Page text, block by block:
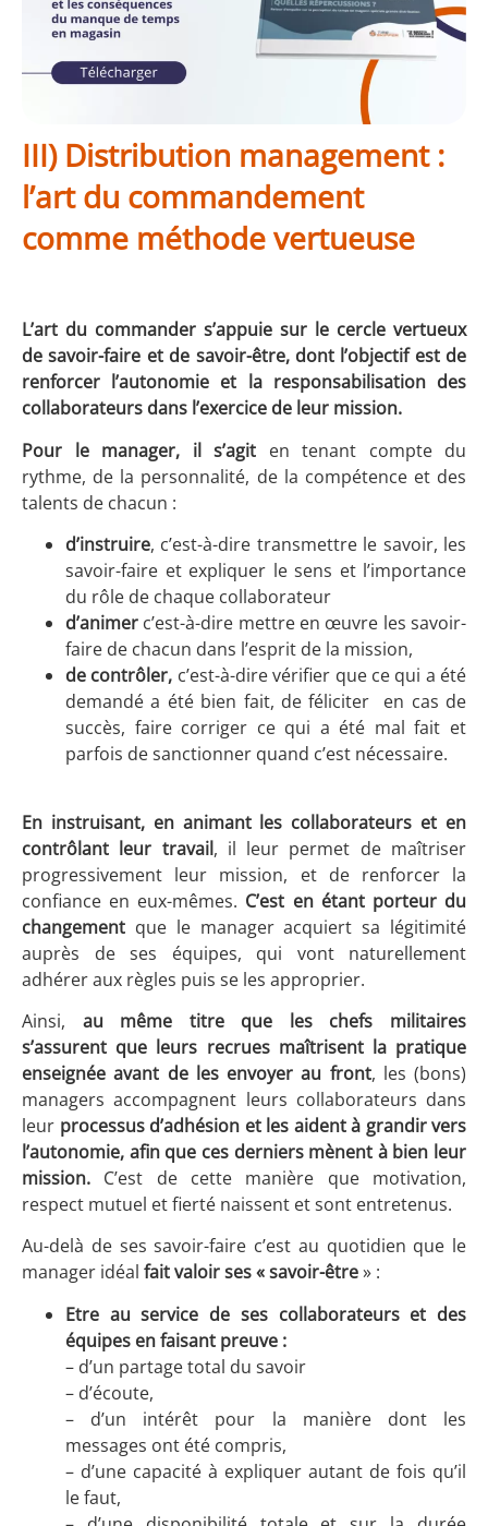
III) Distribution management :
l’art du commandement
comme méthode vertueuse
L’art du commander s’appuie sur le cercle vertueux
de savoir-faire et de savoir-être, dont l’objectif est de
renforcer l’autonomie et la responsabilisation des
collaborateurs dans l’exercice de leur mission.
Pour le manager, il s’agit en tenant compte du
rythme, de la personnalité, de la compétence et des
talents de chacun :
d’instruire, c’est-à-dire transmettre le savoir, les
savoir-faire et expliquer le sens et l’importance
du rôle de chaque collaborateur
d’animer c’est-à-dire mettre en œuvre les savoir-
faire de chacun dans l’esprit de la mission,
de contrôler, c’est-à-dire vérifier que ce qui a été
demandé a été bien fait, de féliciter en cas de
succès, faire corriger ce qui a été mal fait et
parfois de sanctionner quand c’est nécessaire.
En instruisant, en animant les collaborateurs et en
contrôlant leur travail, il leur permet de maîtriser
progressivement leur mission, et de renforcer la
confiance en eux-mêmes. C’est en étant porteur du
changement que le manager acquiert sa légitimité
auprès de ses équipes, qui vont naturellement
adhérer aux règles puis se les approprier.
Ainsi, au même titre que les chefs militaires
s’assurent que leurs recrues maîtrisent la pratique
enseignée avant de les envoyer au front, les (bons)
managers accompagnent leurs collaborateurs dans
leur processus d’adhésion et les aident à grandir vers
l’autonomie, afin que ces derniers mènent à bien leur
mission. C’est de cette manière que motivation,
respect mutuel et fierté naissent et sont entretenus.
Au-delà de ses savoir-faire c’est au quotidien que le
manager idéal fait valoir ses « savoir-être» :
Etre au service de ses collaborateurs et des
équipes en faisant preuve :
– d’un partage total du savoir
– d’écoute,
– d’un intérêt pour la manière dont les
messages ont été compris,
– d’une capacité à expliquer autant de fois qu’il
le faut,